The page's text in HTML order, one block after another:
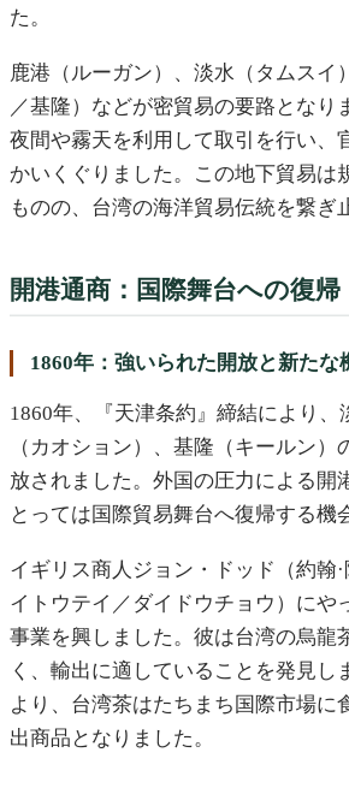
た。
鹿港（ルーガン）、淡水（タムスイ
／基隆）などが密貿易の要路となり
夜間や霧天を利用して取引を行い、
かいくぐりました。この地下貿易は
ものの、台湾の海洋貿易伝統を繋ぎ
開港通商：国際舞台への復帰
1860年：強いられた開放と新たな
1860年、『天津条約』締結により、
（カオション）、基隆（キールン）
放されました。外国の圧力による開
とっては国際貿易舞台へ復帰する機
イギリス商人ジョン・ドッド（約翰
イトウテイ／ダイドウチョウ）にや
事業を興しました。彼は台湾の烏龍
く、輸出に適していることを発見し
より、台湾茶はたちまち国際市場に
出商品となりました。